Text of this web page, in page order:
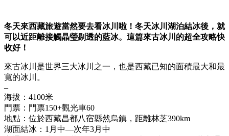
冬天來西藏旅遊當然要去看冰川啦！冬天冰川湖泊結冰後，就
可以近距離接觸晶瑩剔透的藍冰。這篇來古冰川的超全攻略快
收好！
來古冰川是世界三大冰川之一，也是西藏已知的面積最大和最
寬的冰川。
–
海拔：4100米
門票：門票150+觀光車60
地點：位於西藏昌都八宿縣然烏鎮，距離林芝390km
湖面結冰：1月中—次年3月中